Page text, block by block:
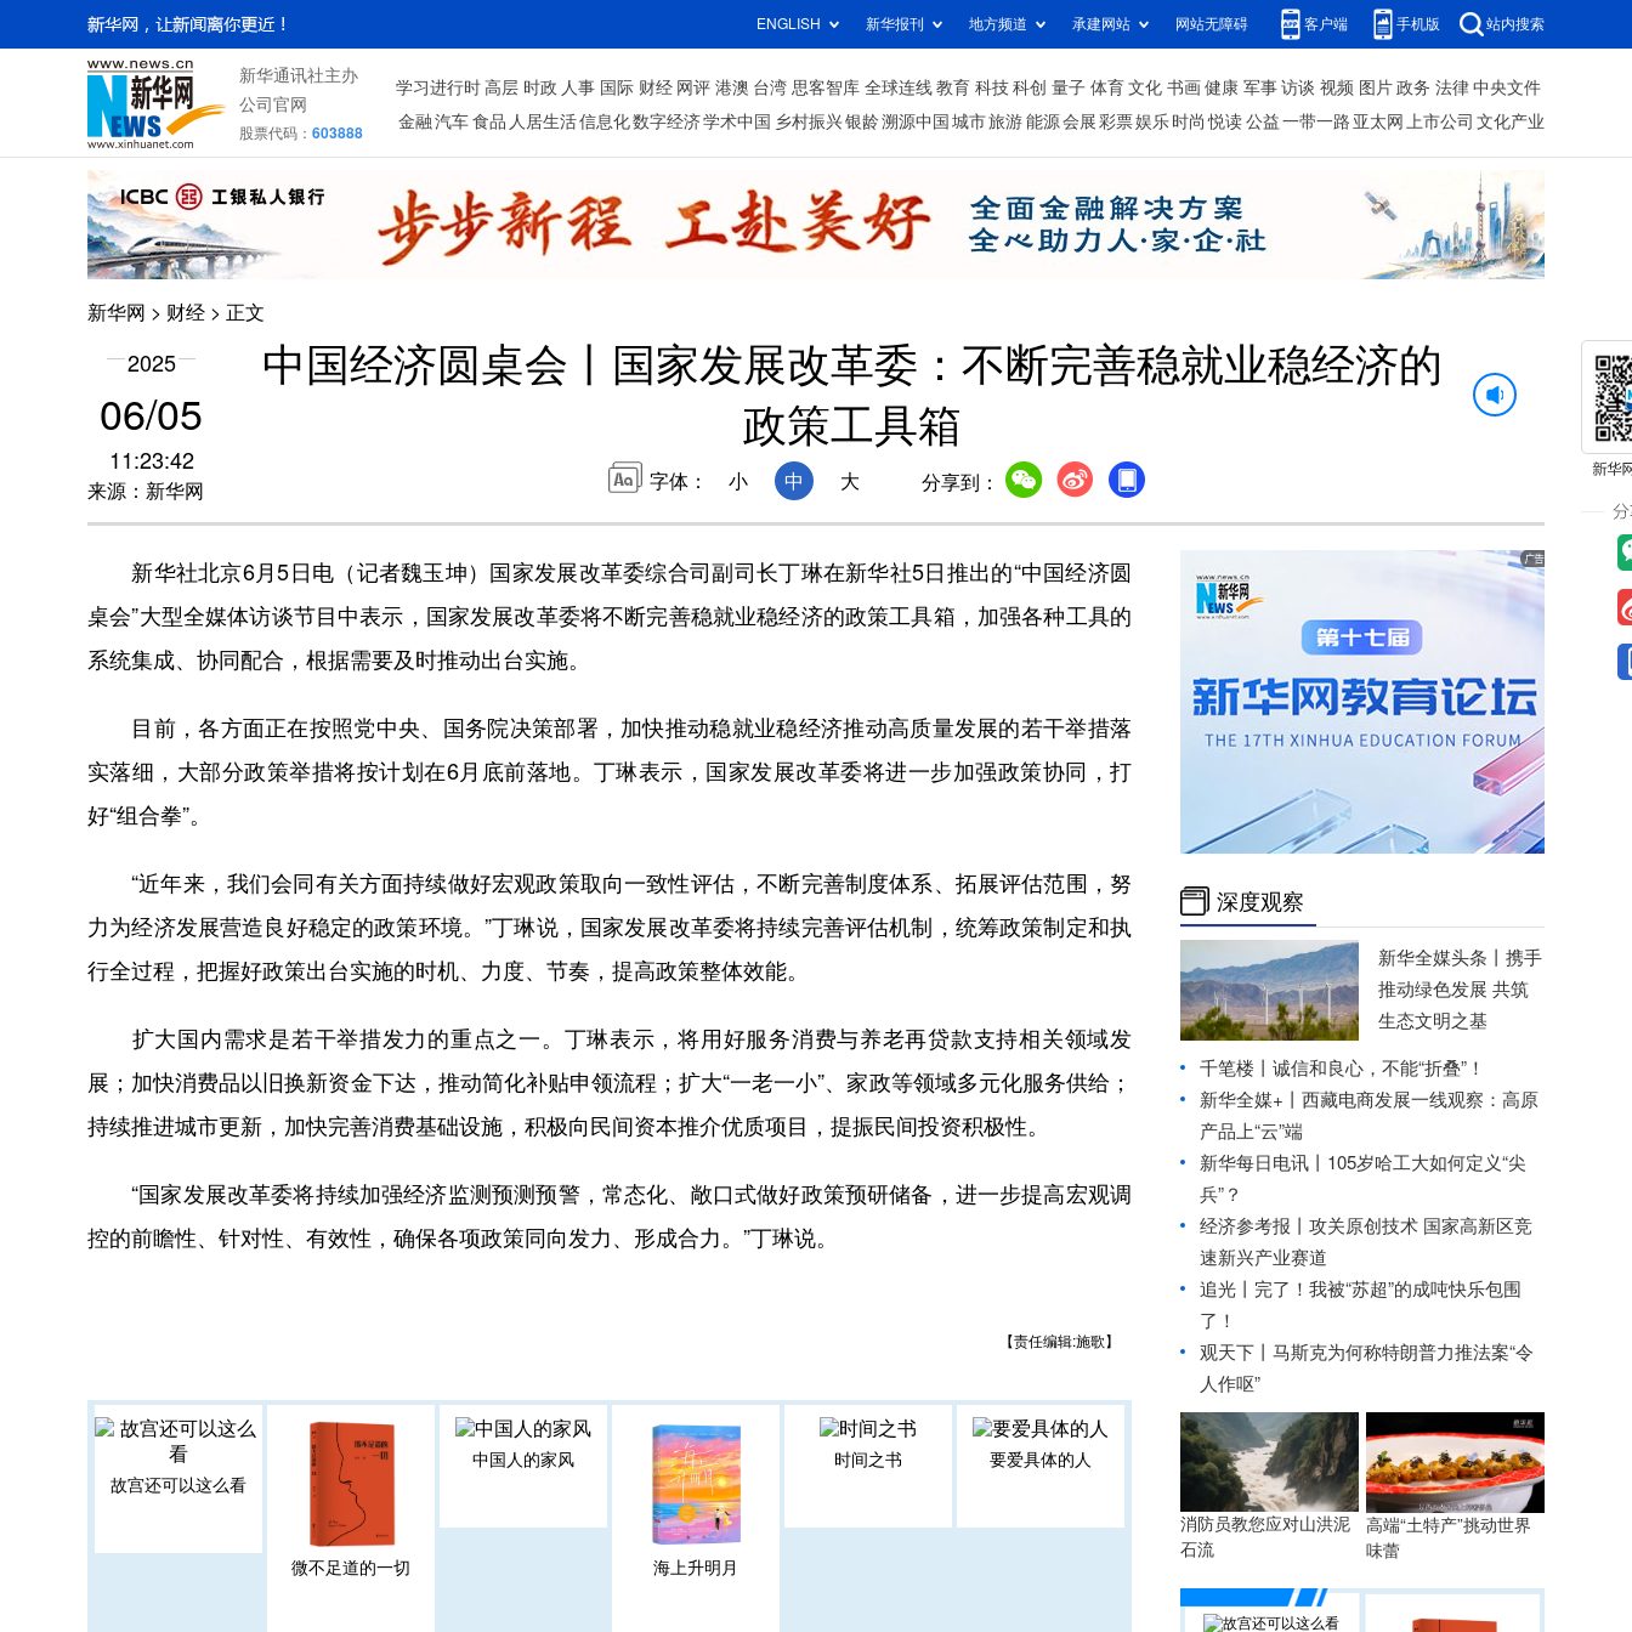
ENGLISH 新华报刊 地方频道 承建网站 网站无障碍 客户端 手机版 站内搜索
新华通讯社主办
公司官网
股票代码： 603888
学习进行时 高层 时政 人事 国际 财经 网评 港澳 台湾 思客智库 全球连线 教育 科技 科创 量子 体育 文化 书画 健康 军事 访谈 视频 图片 政务 法律 中央文件
金融 汽车 食品 人居生活信息化数字经济学术中国 乡村振兴银龄溯源中国 城市旅游 能源 会展 彩票娱乐 时尚 悦读 公益 一带一路 亚太网 上市公司 文化产业
新华网 > 财经 > 正文
2025
06/05
11:23:42
来源：新华网
中国经济圆桌会丨国家发展改革委：不断完善稳就业稳经济的
政策工具箱
字体： 小 中 大 分享到：
新华社北京6月5日电（记者魏玉坤）国家发展改革委综合司副司长丁琳在新华社5日推出的“中国经济圆
桌会”大型全媒体访谈节目中表示，国家发展改革委将不断完善稳就业稳经济的政策工具箱，加强各种工具的
系统集成、协同配合，根据需要及时推动出台实施。
目前，各方面正在按照党中央、国务院决策部署，加快推动稳就业稳经济推动高质量发展的若干举措落
实落细，大部分政策举措将按计划在6月底前落地。丁琳表示，国家发展改革委将进一步加强政策协同，打
好“组合拳”。
“近年来，我们会同有关方面持续做好宏观政策取向一致性评估，不断完善制度体系、拓展评估范围，努
力为经济发展营造良好稳定的政策环境。”丁琳说，国家发展改革委将持续完善评估机制，统筹政策制定和执
行全过程，把握好政策出台实施的时机、力度、节奏，提高政策整体效能。
扩大国内需求是若干举措发力的重点之一。丁琳表示，将用好服务消费与养老再贷款支持相关领域发
展；加快消费品以旧换新资金下达，推动简化补贴申领流程；扩大“一老一小”、家政等领域多元化服务供给；
持续推进城市更新，加快完善消费基础设施，积极向民间资本推介优质项目，提振民间投资积极性。
“国家发展改革委将持续加强经济监测预测预警，常态化、敞口式做好政策预研储备，进一步提高宏观调
控的前瞻性、针对性、有效性，确保各项政策同向发力、形成合力。”丁琳说。
【责任编辑:施歌】
故宫还可以这么看
微不足道的一切
中国人的家风
海上升明月
时间之书 要爱具体的人
深度观察
新华全媒头条丨 携手
推动绿色发展 共筑
生态文明之基
千笔楼丨诚信和良心，不能“折叠”！
新华全媒+丨 西藏电商发展一线观察：高原
产品上“云”端
新华每日电讯丨 105岁哈工大如何定义“尖
兵”？
经济参考报丨 攻关原创技术 国家高新区竞
速新兴产业赛道
追光丨 完了！我被“苏超”的成吨快乐包围
了！
观天下丨马斯克为何称特朗普力推法案“令
人作呕”
消防员教您应对山洪泥
石流
高端“土特产”挑动世界
味蕾